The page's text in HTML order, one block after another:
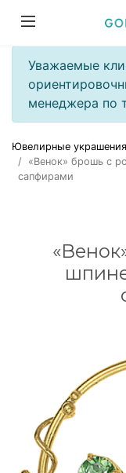
Уважаемые
менеджера по
Ювелирные украшения
«Венок» брошь с
сапфирами